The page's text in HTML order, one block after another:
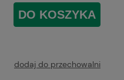
DO KOSZYKA
dodaj do przechowalni